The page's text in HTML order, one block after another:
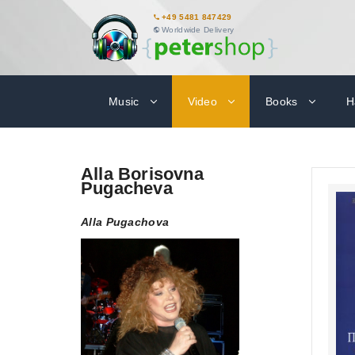
+49 5481 847429
Worldwide Delivery
Music Video Books
Alla Borisovna
Pugacheva
Alla Pugachova